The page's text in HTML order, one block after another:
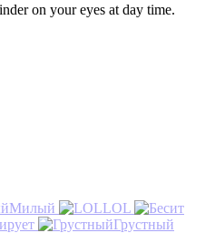
on your eyes at day time.
Милый
LOL
Грустный